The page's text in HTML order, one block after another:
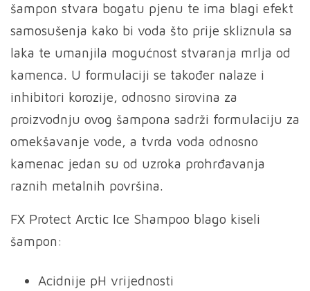
šampon stvara bogatu pjenu te ima blagi efekt
samosušenja kako bi voda što prije skliznula sa
laka te umanjila mogućnost stvaranja mrlja od
kamenca. U formulaciji se također nalaze i
inhibitori korozije, odnosno sirovina za
proizvodnju ovog šampona sadrži formulaciju za
omekšavanje vode, a tvrda voda odnosno
kamenac jedan su od uzroka prohrđavanja
raznih metalnih površina.
FX Protect Arctic Ice Shampoo blago kiseli
šampon:
Acidnije pH vrijednosti